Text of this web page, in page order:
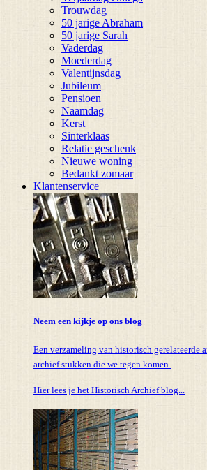
Trouwdag
50 jarige Abraham
50 jarige Sarah
Vaderdag
Moederdag
Valentijnsdag
Jubileum
Pensioen
Naamdag
Kerst
Sinterklaas
Relatie geschenk
Nieuwe woning
Bedankt zomaar
Klantenservice
Neem een kijkje op ons blog
Een verzameling van historisch gerelateerde
archief stukken die we tegen komen.
Hier lees je het Historisch Archief blog...